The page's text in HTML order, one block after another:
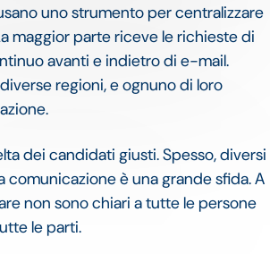
uno strumento per centralizzare
maggior parte riceve le richieste di
avanti e indietro di e-mail.
regioni, e ognuno di loro
dei candidati giusti. Spesso, diversi
è una grande sfida. A
non sono chiari a tutte le persone
le parti.